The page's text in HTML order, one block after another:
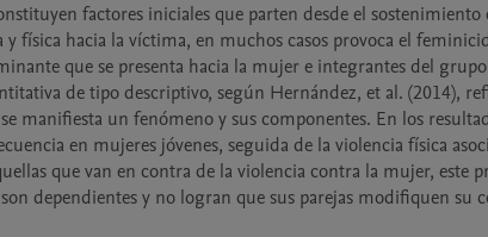
factores iniciales que parten desde el sostenimiento
física hacia la víctima, en muchos casos provoca el
que se presenta hacia la mujer e integrantes del
de tipo descriptivo, según Hernández, et al. (2014),
manifiesta un fenómeno y sus componentes. En los
en mujeres jóvenes, seguida de la violencia física
que van en contra de la violencia contra la mujer, este
dependientes y no logran que sus parejas modifiquen su